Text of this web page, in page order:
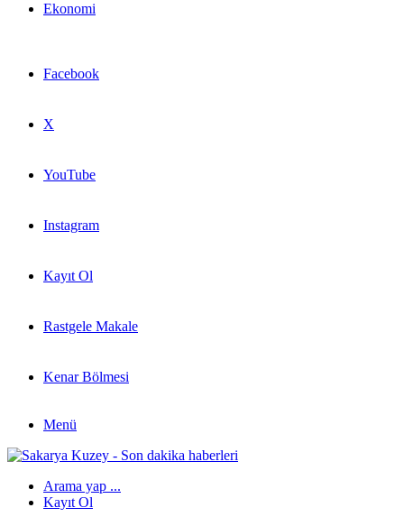
Ekonomi
Facebook
X
YouTube
Instagram
Kayıt Ol
Rastgele Makale
Kenar Bölmesi
Menü
Arama yap ...
Kayıt Ol